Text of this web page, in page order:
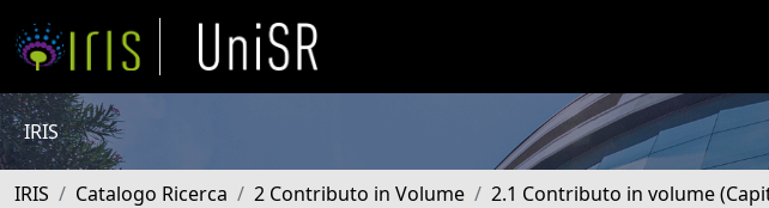
IRIS
IRIS Catalogo Ricerca 2 Contributo in Volume 2.1 Contributo in volume